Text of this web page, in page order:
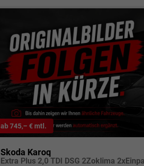
ab 745,– € mtl.
Skoda Karoq